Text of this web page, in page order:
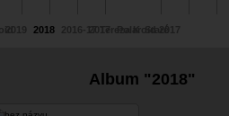
2018
Album "2018"